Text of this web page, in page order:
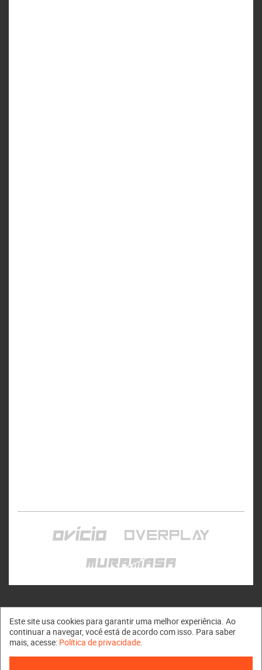
Muramasa © 2011 - 2026
Este site usa cookies para garantir uma melhor experiência. Ao
continuar a navegar, você está de acordo com isso. Para saber
mais, acesse: Política de privacidade.